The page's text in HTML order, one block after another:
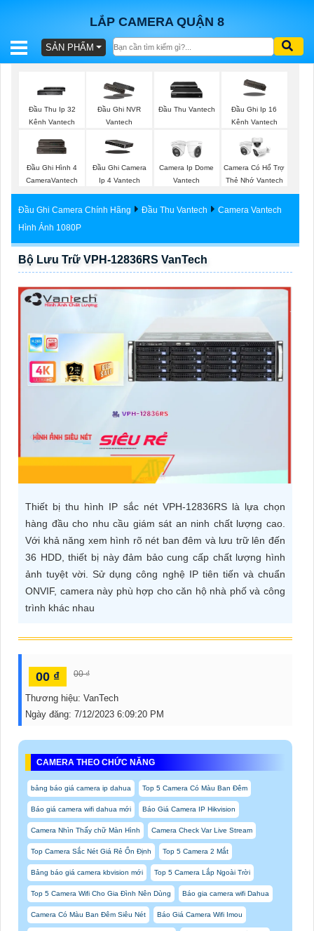
LẮP CAMERA QUẬN 8
BÁO
TRỌN
GÓI
SẢN
TƯ
LẮP
PHỤ
DỊCH
VỤ
SẢN PHẨM
Đầu Thu Ip 32
Kênh Vantech
Đầu Ghi NVR
Vantech
Đầu Thu Vantech
Đầu Ghi Ip 16
Kênh Vantech
Đầu Ghi Hình 4
CameraVantech
Đầu Ghi Camera
Ip 4 Vantech
Camera Ip Dome
Vantech
Camera Có Hổ Trợ
Thẻ Nhớ Vantech
Đầu Ghi Camera Chính Hãng Đầu Thu Vantech
Camera Vantech
Hình Ảnh 1080P
Bộ Lưu Trữ VPH-12836RS VanTech
Thiết bị thu hình IP sắc nét VPH-12836RS là lựa chọn
hàng đầu cho nhu cầu giám sát an ninh chất lượng cao.
Với khả năng xem hình rõ nét ban đêm và lưu trữ lên đến
36 HDD, thiết bị này đảm bảo cung cấp chất lượng hình
ảnh tuyệt vời. Sử dụng công nghệ IP tiên tiến và chuẩn
ONVIF, camera này phù hợp cho căn hộ nhà phố và công
trình khác nhau
00 ₫ 00 ₫
Thương hiệu: VanTech
Ngày đăng: 7/12/2023 6:09:20 PM
CAMERA THEO CHỨC NĂNG
bảng báo giá camera ip dahua Top 5 Camera Có Màu Ban Đêm
Báo giá camera wifi dahua mới Báo Giá Camera IP Hikvision
Camera Nhìn Thấy chữ Màn Hình Camera Check Var Live Stream
Top Camera Sắc Nét Giá Rẻ Ổn Định Top 5 Camera 2 Mắt
Bảng báo giá camera kbvision mới Top 5 Camera Lắp Ngoài Trời
Top 5 Camera Wifi Cho Gia Đình Nên Dùng Báo gia camera wifi Dahua
Camera Có Màu Ban Đêm Siêu Nét Báo Giá Camera Wifi Imou